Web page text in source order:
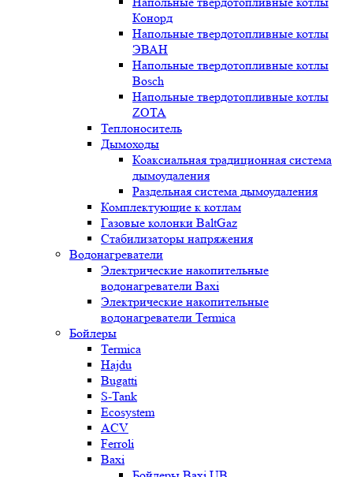
Конорд
Напольные твердотопливные котлы
ЭВАН
Напольные твердотопливные котлы
Bosch
Напольные твердотопливные котлы
ZOTA
Теплоноситель
Дымоходы
Коаксиальная традиционная система
дымоудаления
Раздельная система дымоудаления
Комплектующие к котлам
Газовые колонки BaltGaz
Стабилизаторы напряжения
Водонагреватели
Электрические накопительные
водонагреватели Baxi
Электрические накопительные
водонагреватели Termica
Бойлеры
Termica
Hajdu
Bugatti
S-Tank
Ecosystem
ACV
Ferroli
Baxi